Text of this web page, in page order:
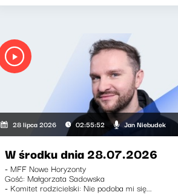
28 lipca 2026 02:55:52 Jan Niebudek
W środku dnia 28.07.2026
- MFF Nowe Horyzonty
Gość: Małgorzata Sadowska
- Komitet rodzicielski: Nie podoba mi się...